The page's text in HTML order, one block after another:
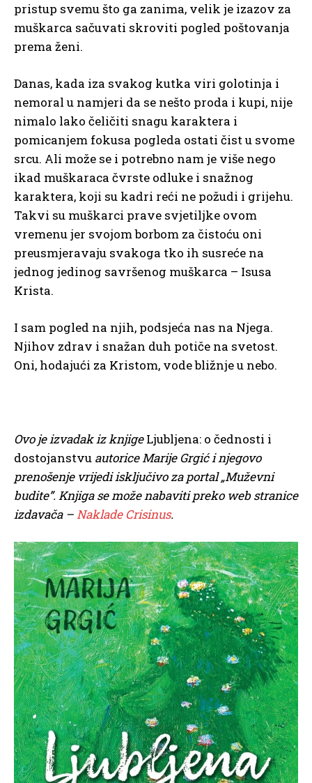
pristup svemu što ga zanima, velik je izazov za
muškarca sačuvati skroviti pogled poštovanja
prema ženi.
Danas, kada iza svakog kutka viri golotinja i
nemoral u namjeri da se nešto proda i kupi, nije
nimalo lako čeličiti snagu karaktera i
pomicanjem fokusa pogleda ostati čist u svome
srcu. Ali može se i potrebno nam je više nego
ikad muškaraca čvrste odluke i snažnog
karaktera, koji su kadri reći ne požudi i grijehu.
Takvi su muškarci prave svjetiljke ovom
vremenu jer svojom borbom za čistoću oni
preusmjeravaju svakoga tko ih susreće na
jednog jedinog savršenog muškarca – Isusa
Krista.
I sam pogled na njih, podsjeća nas na Njega.
Njihov zdrav i snažan duh potiče na svetost.
Oni, hodajući za Kristom, vode bližnje u nebo.
Ovo je izvadak iz knjigeLjubljena: o čednosti i
dostojanstvu autorice Marije Grgić i njegovo
prenošenje vrijedi isključivo za portal „Muževni
budite”. Knjiga se može nabaviti preko web stranice
izdavača –Naklade Crisinus.